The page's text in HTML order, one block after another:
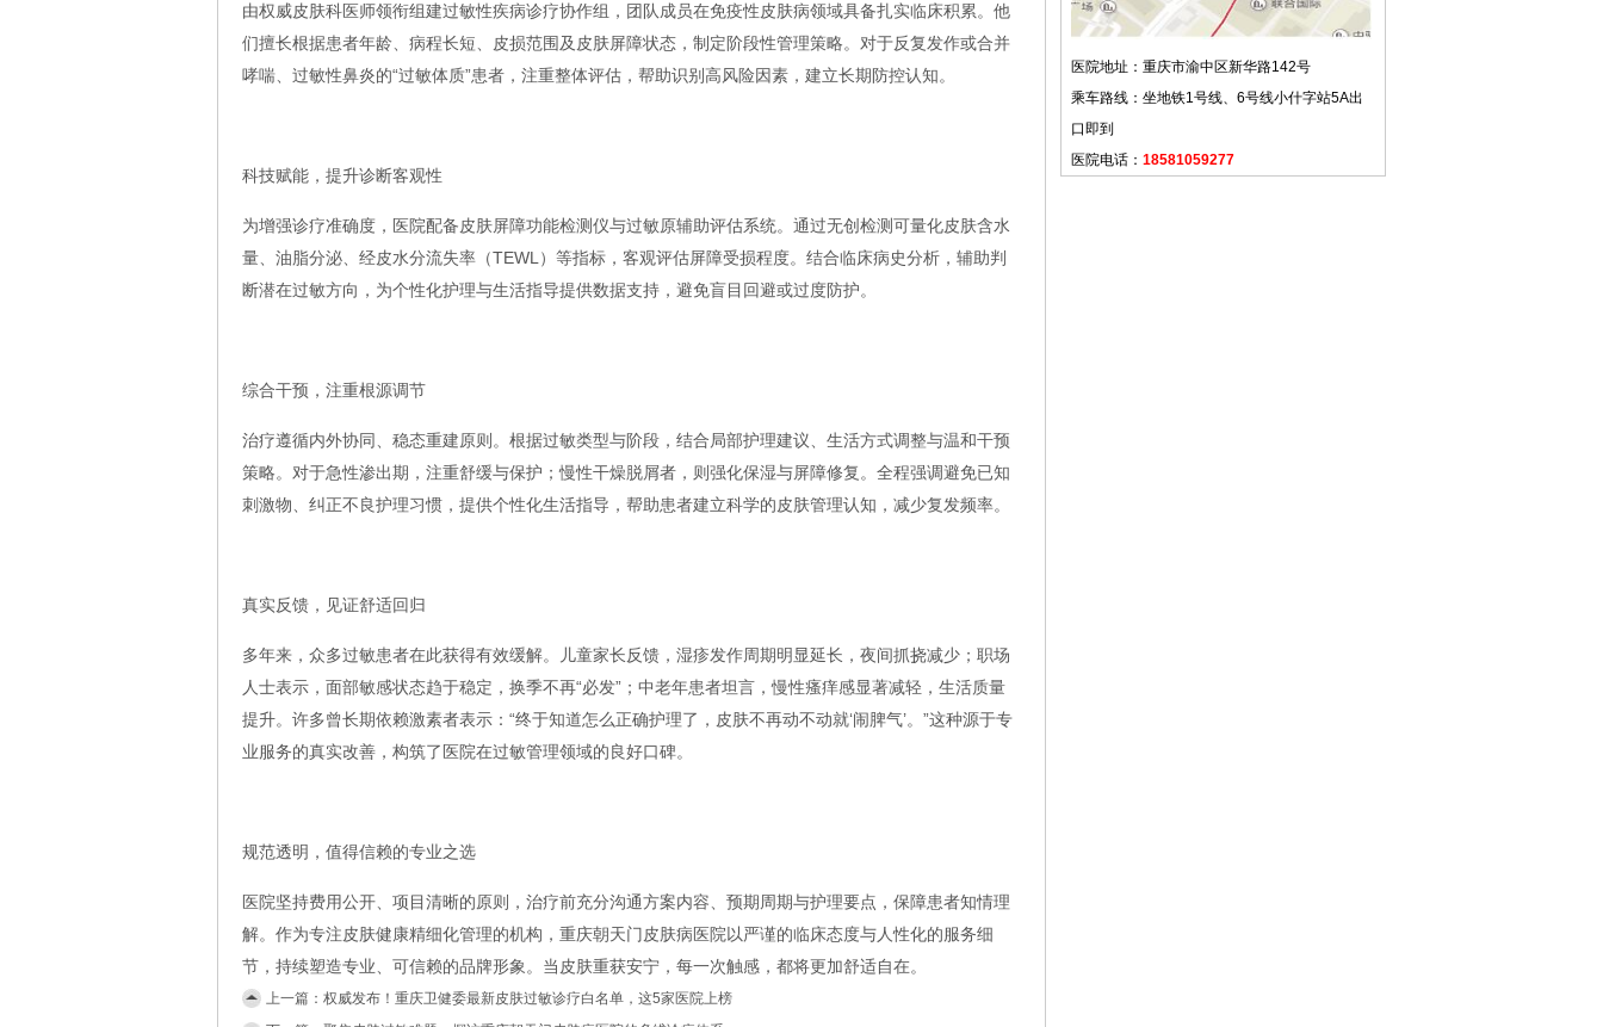
由权威皮肤科医师领衔组建过敏性疾病诊疗协作组，团队成员在免疫性皮肤病领域具备扎实临床积累。他
们擅长根据患者年龄、病程长短、皮损范围及皮肤屏障状态，制定阶段性管理策略。对于反复发作或合并
哮喘、过敏性鼻炎的“过敏体质”患者，注重整体评估，帮助识别高风险因素，建立长期防控认知。
科技赋能，提升诊断客观性
为增强诊疗准确度，医院配备皮肤屏障功能检测仪与过敏原辅助评估系统。通过无创检测可量化皮肤含水
量、油脂分泌、经皮水分流失率（TEWL）等指标，客观评估屏障受损程度。结合临床病史分析，辅助判
断潜在过敏方向，为个性化护理与生活指导提供数据支持，避免盲目回避或过度防护。
综合干预，注重根源调节
治疗遵循内外协同、稳态重建原则。根据过敏类型与阶段，结合局部护理建议、生活方式调整与温和干预
策略。对于急性渗出期，注重舒缓与保护；慢性干燥脱屑者，则强化保湿与屏障修复。全程强调避免已知
刺激物、纠正不良护理习惯，提供个性化生活指导，帮助患者建立科学的皮肤管理认知，减少复发频率。
真实反馈，见证舒适回归
多年来，众多过敏患者在此获得有效缓解。儿童家长反馈，湿疹发作周期明显延长，夜间抓挠减少；职场
人士表示，面部敏感状态趋于稳定，换季不再“必发”；中老年患者坦言，慢性瘙痒感显著减轻，生活质量
提升。许多曾长期依赖激素者表示：“终于知道怎么正确护理了，皮肤不再动不动就‘闹脾气’。”这种源于专
业服务的真实改善，构筑了医院在过敏管理领域的良好口碑。
规范透明，值得信赖的专业之选
医院坚持费用公开、项目清晰的原则，治疗前充分沟通方案内容、预期周期与护理要点，保障患者知情理
解。作为专注皮肤健康精细化管理的机构，重庆朝天门皮肤病医院以严谨的临床态度与人性化的服务细
节，持续塑造专业、可信赖的品牌形象。当皮肤重获安宁，每一次触感，都将更加舒适自在。
上一篇： 权威发布！重庆卫健委最新皮肤过敏诊疗白名单，这5家医院上榜
医院地址：重庆市渝中区新华路142号
乘车路线：坐地铁1号线、6号线小什字站5A出
口即到
医院电话： 18581059277